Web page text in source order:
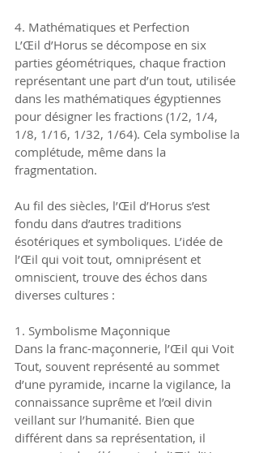
4. Mathématiques et Perfection
L’Œil d’Horus se décompose en six
parties géométriques, chaque fraction
représentant une part d’un tout, utilisée
dans les mathématiques égyptiennes
pour désigner les fractions (1/2, 1/4,
1/8, 1/16, 1/32, 1/64). Cela symbolise la
complétude, même dans la
fragmentation.
Au fil des siècles, l’Œil d’Horus s’est
fondu dans d’autres traditions
ésotériques et symboliques. L’idée de
l’Œil qui voit tout, omniprésent et
omniscient, trouve des échos dans
diverses cultures :
1. Symbolisme Maçonnique
Dans la franc-maçonnerie, l’Œil qui Voit
Tout, souvent représenté au sommet
d’une pyramide, incarne la vigilance, la
connaissance suprême et l’œil divin
veillant sur l’humanité. Bien que
différent dans sa représentation, il